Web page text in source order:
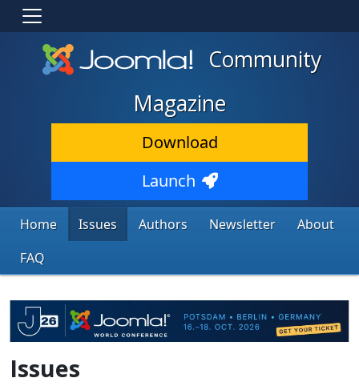
Community
Magazine
Download
Launch
Home Issues Authors Newsletter
About
FAQ
Issues